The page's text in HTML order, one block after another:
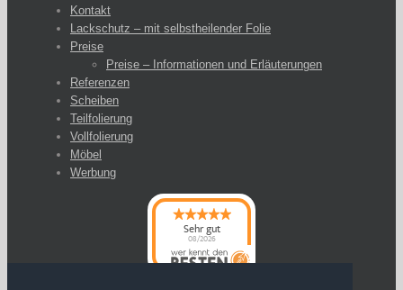
Kontakt
Lackschutz – mit selbstheilender Folie
Preise
Preise – Informationen und Erläuterungen
Referenzen
Scheiben
Teilfolierung
Vollfolierung
Möbel
Werbung
Sehr gut
08/2026